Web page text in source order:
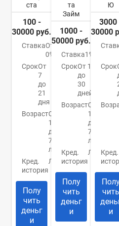
ста
100 -
30000 руб.
СтавкаОт
0%
СрокОт
7
до
21
дня
ВозрастОт
18
до
70
лет
Кред.
история
Любая
Полу
чить
деньг
и
та
Займ
1000 -
50000 руб.
Ставка1%
СрокОт 1
до
30
дней
ВозрастОт
18
до
70
лет
Кред.
история
Любая
Полу
чить
деньг
и
Ю
3000
30000
Срок
Кред.
чить
и